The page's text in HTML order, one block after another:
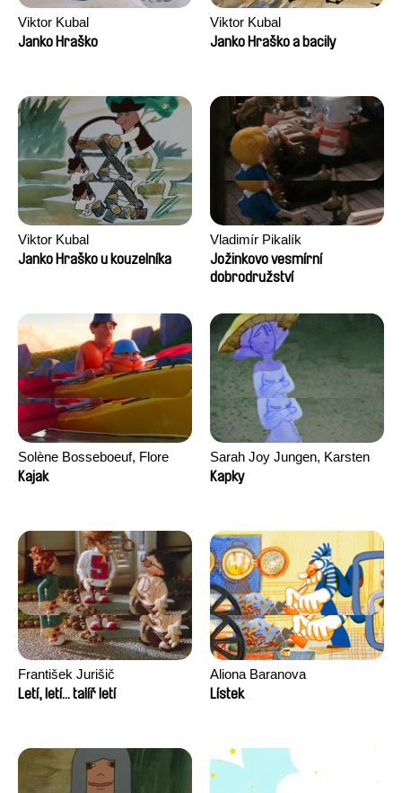
Viktor Kubal
Janko Hraško
Viktor Kubal
Janko Hraško a bacily
Viktor Kubal
Janko Hraško u kouzelníka
Vladimír Pikalík
Jožinkovo vesmírní
dobrodružství
Solène Bosseboeuf, Flore
Dechorgnat, Tiphaine Klein,
Kajak
Sarah Joy Jungen, Karsten
Kjærulf-Hoop
Kapky
František Jurišič
Letí, letí... talíř letí
Aliona Baranova
Lístek